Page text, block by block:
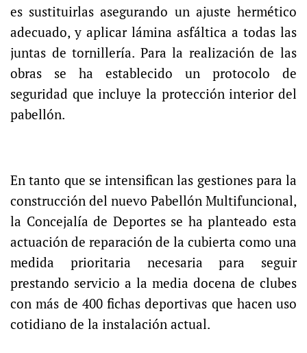
es sustituirlas asegurando un ajuste hermético
adecuado, y aplicar lámina asfáltica a todas las
juntas de tornillería. Para la realización de las
obras se ha establecido un protocolo de
seguridad que incluye la protección interior del
pabellón.
En tanto que se intensifican las gestiones para la
construcción del nuevo Pabellón Multifuncional,
la Concejalía de Deportes se ha planteado esta
actuación de reparación de la cubierta como una
medida prioritaria necesaria para seguir
prestando servicio a la media docena de clubes
con más de 400 fichas deportivas que hacen uso
cotidiano de la instalación actual.